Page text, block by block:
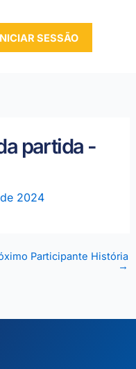
SESSÃO
partida -
2024
Participante História
→